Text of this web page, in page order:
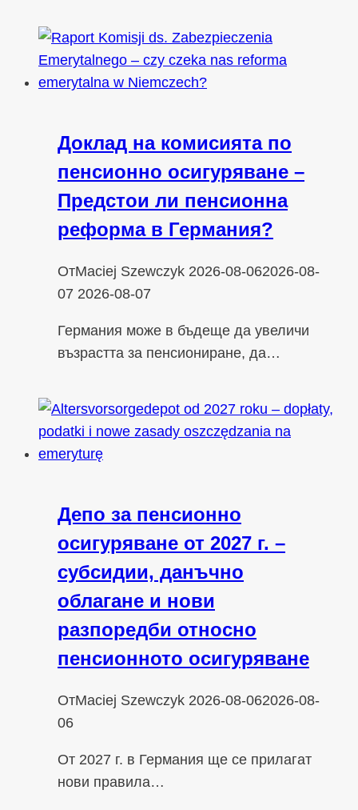
Доклад на комисията по
пенсионно осигуряване –
Предстои ли пенсионна
реформа в Германия?
ОтMaciej Szewczyk 2026-08-062026-08-
07 2026-08-07
Германия може в бъдеще да увеличи
възрастта за пенсиониране, да…
Депо за пенсионно
осигуряване от 2027 г. –
субсидии, данъчно
облагане и нови
разпоредби относно
пенсионното осигуряване
ОтMaciej Szewczyk 2026-08-062026-08-
06
От 2027 г. в Германия ще се прилагат
нови правила…